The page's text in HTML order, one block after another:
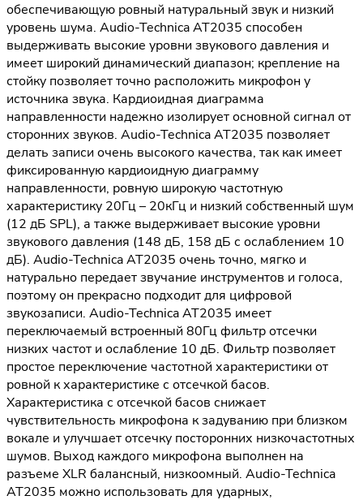
обеспечивающую ровный натуральный звук и низкий
уровень шума. Audio-Technica AT2035 способен
выдерживать высокие уровни звукового давления и
имеет широкий динамический диапазон; крепление на
стойку позволяет точно расположить микрофон у
источника звука. Кардиоидная диаграмма
направленности надежно изолирует основной сигнал от
сторонних звуков. Audio-Technica AT2035 позволяет
делать записи очень высокого качества, так как имеет
фиксированную кардиоидную диаграмму
направленности, ровную широкую частотную
характеристику 20Гц – 20кГц и низкий собственный шум
(12 дБ SPL), а также выдерживает высокие уровни
звукового давления (148 дБ, 158 дБ с ослаблением 10
дБ). Audio-Technica AT2035 очень точно, мягко и
натурально передает звучание инструментов и голоса,
поэтому он прекрасно подходит для цифровой
звукозаписи. Audio-Technica AT2035 имеет
переключаемый встроенный 80Гц фильтр отсечки
низких частот и ослабление 10 дБ. Фильтр позволяет
простое переключение частотной характеристики от
ровной к характеристике с отсечкой басов.
Характеристика с отсечкой басов снижает
чувствительность микрофона к задуванию при близком
вокале и улучшает отсечку посторонних низкочастотных
шумов. Выход каждого микрофона выполнен на
разъеме XLR балансный, низкоомный. Audio-Technica
AT2035 можно использовать для ударных,